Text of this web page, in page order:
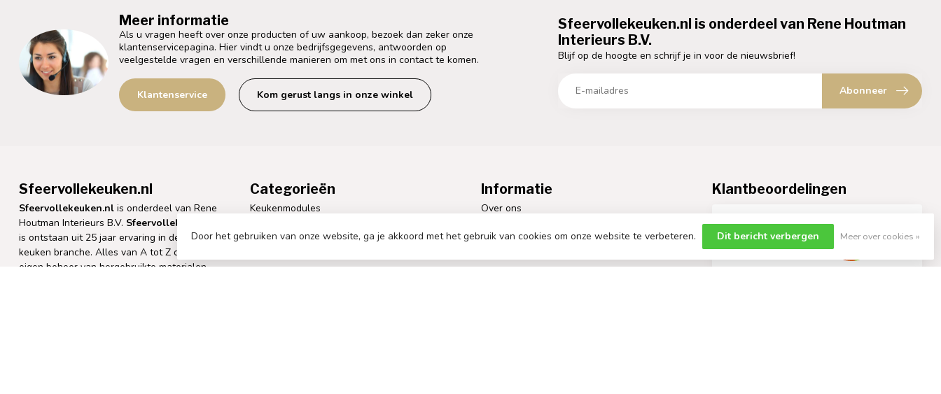
Meer informatie
Als u vragen heeft over onze producten of uw aankoop, bezoek dan zeker onze
klantenservicepagina. Hier vindt u onze bedrijfsgegevens, antwoorden op
veelgestelde vragen en verschillende manieren om met ons in contact te komen.
Klantenservice Kom gerust langs in onze winkel
Sfeervollekeuken.nl is onderdeel van Rene Houtman
Interieurs B.V.
Blijf op de hoogte en schrijf je in voor de nieuwsbrief!
Abonneer
Sfeervollekeuken.nl
Sfeervollekeuken.nl is onderdeel van Rene
Houtman Interieurs B.V. Sfeervollekeuken.nl
is ontstaan uit 25 jaar ervaring in de landelijke
keuken branche. Alles van A tot Z doen we in
eigen beheer van hergebruikte materialen
Categorieën
Keukenmodules
Keukenapparatuur
Informatie
Over ons
Algemene voorwaarden
Klantbeoordelingen
Door het gebruiken van onze website, ga je akkoord met het gebruik van cookies om onze website te verbeteren. Dit bericht verbergen Meer over cookies »